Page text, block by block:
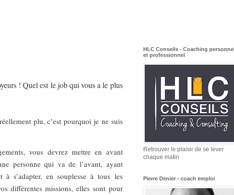
! Quel est le job qui vous a le plus
plu, c’est pourquoi je ne suis
vous devrez mettre en avant
personne qui va de l’avant, ayant
s’adapter, en souplesse à tous les
différentes missions, elles sont pour
HLC Conseils - Coaching personnel
et professionnel
Retrouver le plaisir de se lever
chaque matin
Pierre Denier - coach emploi